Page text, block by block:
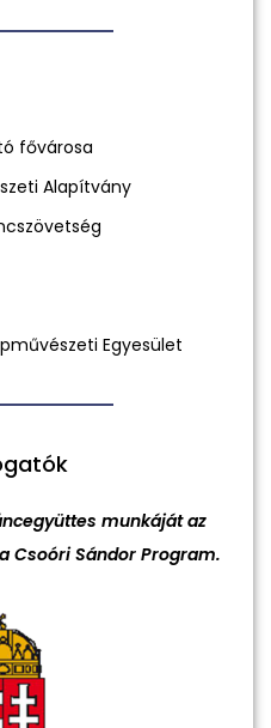
fővárosa
Alapítvány
Egyesület
munkáját az
Csoóri Sándor Program.